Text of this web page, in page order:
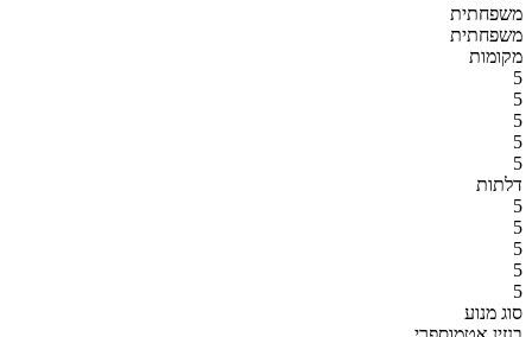
משפחתית
משפחתית
מקומות
5
5
5
5
5
דלתות
5
5
5
5
5
סוג מנוע